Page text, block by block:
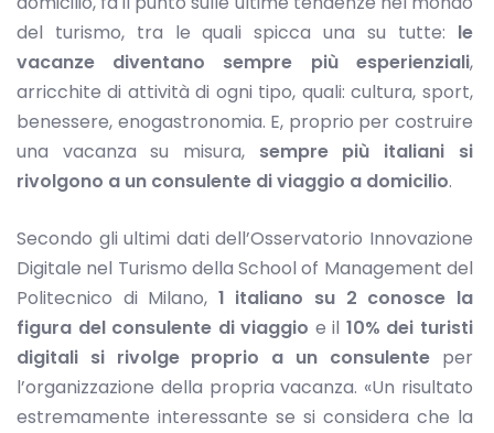
del turismo, tra le quali spicca una su tutte: le
vacanze diventano sempre più esperienziali,
arricchite di attività di ogni tipo, quali: cultura, sport,
benessere, enogastronomia. E, proprio per costruire
una vacanza su misura, sempre più italiani si
rivolgono a un consulente di viaggio a domicilio.
Secondo gli ultimi dati dell’Osservatorio Innovazione
Digitale nel Turismo della School of Management del
Politecnico di Milano, 1 italiano su 2 conosce la
figura del consulente di viaggio e il 10% dei turisti
digitali si rivolge proprio a un consulente per
l’organizzazione della propria vacanza. «Un risultato
estremamente interessante se si considera che la